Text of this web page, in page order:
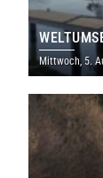
Mittwoch, 5.